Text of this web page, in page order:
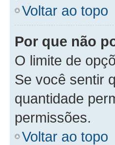
Voltar ao topo
Por que não
O limite de
Se você sentir
quantidade
permissões.
Voltar ao topo